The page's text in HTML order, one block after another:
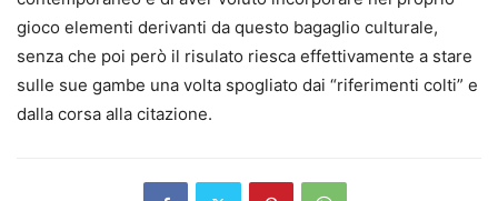
gioco elementi derivanti da questo bagaglio culturale,
senza che poi però il risulato riesca effettivamente a stare
sulle sue gambe una volta spogliato dai “riferimenti colti” e
dalla corsa alla citazione.